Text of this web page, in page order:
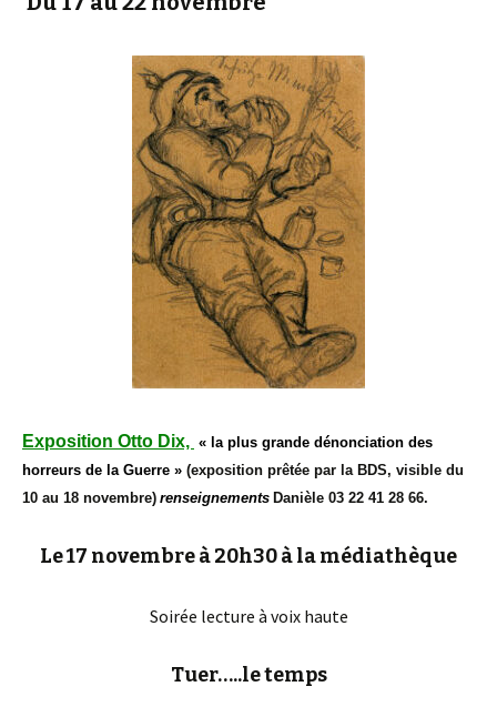
Exposition Otto Dix, « la plus grande dénonciation des
horreurs de la Guerre » (exposition prêtée par la BDS, visible du
10 au 18 novembre) renseignements Danièle 03 22 41 28 66.
Le 17 novembre à 20h30 à la médiathèque
Soirée lecture à voix haute
Tuer…..le temps